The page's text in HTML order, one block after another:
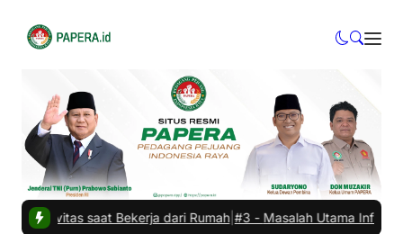
saat Bekerja dari Rumah|#3 - Masalah Utama